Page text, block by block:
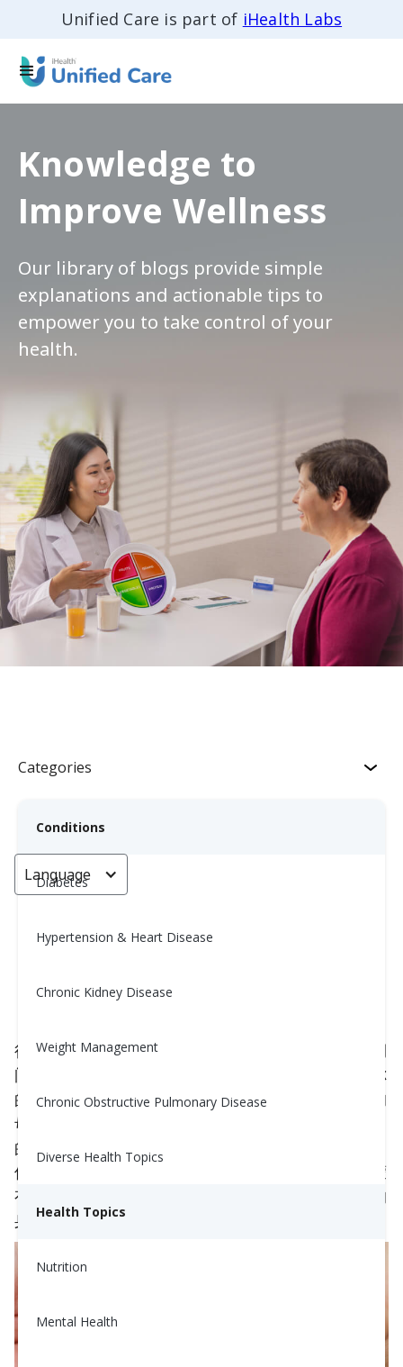
Unified Care is part of iHealth Labs
Knowledge to
Improve Wellness
Our library of blogs provide simple
explanations and actionable tips to
empower you to take control of your
health.
Categories
Conditions
Diabetes
Hypertension & Heart Disease
Chronic Kidney Disease
Weight Management
Chronic Obstructive Pulmonary Disease
Diverse Health Topics
Health Topics
Nutrition
Mental Health
Language
妊娠期糖尿病的病理生理学
Carrie Mccorkindale, MPH, RD, CDE
很可能，如果你正在阅读这篇文章，你可能在怀孕期
间曾患有或正在遭受糖尿病的困扰。你可能会担心你
的宝宝，但这意味着你将成为一位伟大且充满爱心的
母亲。知道在怀孕期间和之后你该做什么是很重要
的，这样你和你的孩子才能拥有健康和充实的生活。
但正如你很快会发现的，这其中很大一部分与荷尔蒙
有关。继续阅读，以了解妊娠糖尿病前、在以及后的
身体状况，理解身体如何运作以及你可以做些什么。